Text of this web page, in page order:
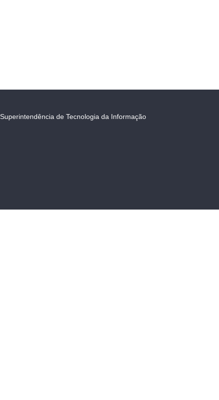
Superintendência de Tecnologia da Informação